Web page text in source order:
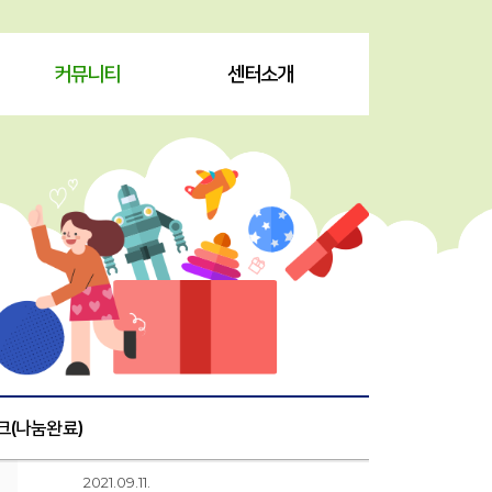
커뮤니티 센터소개
(나눔완료)
2021.09.11.